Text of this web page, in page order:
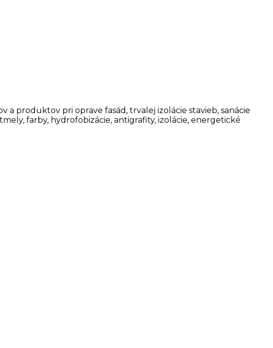
produktov pri oprave fasád, trvalej izolácie stavieb, sanácie
farby, hydrofobizácie, antigrafity, izolácie, energetické